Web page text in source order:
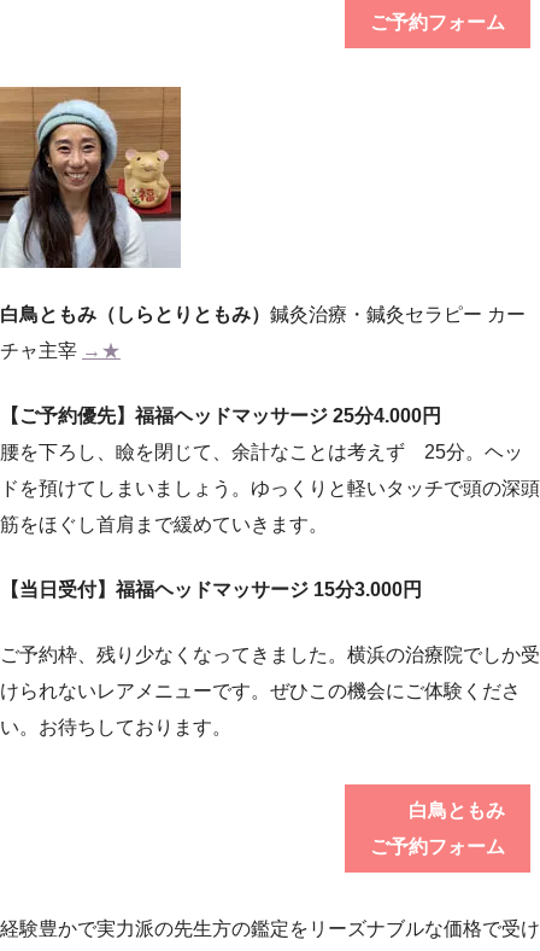
ご予約フォーム
白鳥ともみ（しらとりともみ） 鍼灸治療・鍼灸セラピー カー
チャ主宰 →★
【ご予約優先】福福ヘッドマッサージ 25分4.000円
腰を下ろし、瞼を閉じて、余計なことは考えず 25分。ヘッ
ドを預けてしまいましょう。ゆっくりと軽いタッチで頭の深頭
筋をほぐし首肩まで緩めていきます。
【当日受付】福福ヘッドマッサージ 15分3.000円
ご予約枠、残り少なくなってきました。横浜の治療院でしか受
けられないレアメニューです。ぜひこの機会にご体験くださ
い。お待ちしております。
白鳥ともみ
ご予約フォーム
経験豊かで実力派の先生方の鑑定をリーズナブルな価格で受け